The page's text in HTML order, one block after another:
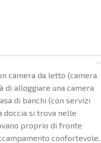
camera da letto (camera
di alloggiare una camera
di banchi (con servizi
doccia si trova nelle
proprio di fronte
confortevole.